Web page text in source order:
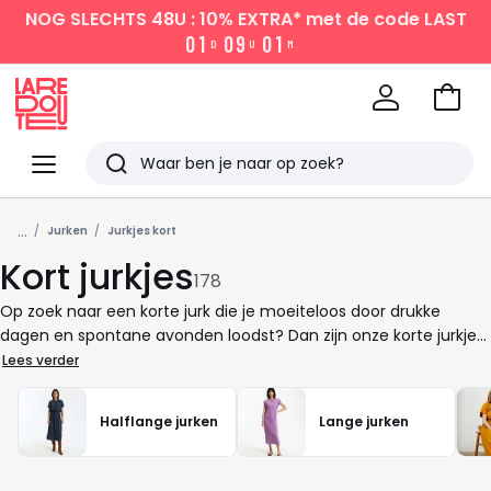
NOG SLECHTS 48U : 10% EXTRA* met de code LAST
01 D 09 U 01 M
Menu
Redoute
Zoeken
Laatst
bekeken
Naar
... Jurken Jurkjes kort
Kort jurkjes178
Op zoek naar een korte jurk die je moeiteloos door drukke
dagen en spontane avonden loodst? Dan zijn onze korte jurkjes
precies wat je nodig hebt. Of je nu een jurkje zoekt voor op
kantoor, een lunch met vriendinnen of een snel
omkleedmoment na het werk, er is altijd een model dat bij je
past. Onze selectie biedt een mix van stijlen die je makkelijk
combineert met je favoriete accessoires. Denk aan een
Lees verder
Halflange jurken Lange jurken